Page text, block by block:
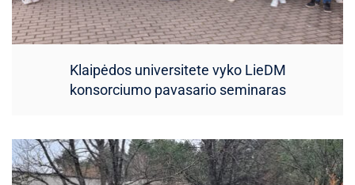
Klaipėdos universitete vyko LieDM
konsorciumo pavasario seminaras